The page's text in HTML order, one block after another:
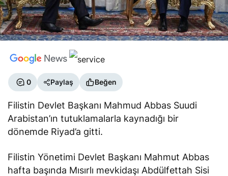
0 Paylaş Beğen
Filistin Devlet Başkanı Mahmud Abbas Suudi
Arabistan’ın tutuklamalarla kaynadığı bir
dönemde Riyad’a gitti.
Filistin Yönetimi Devlet Başkanı Mahmut Abbas
hafta başında Mısırlı mevkidaşı Abdülfettah Sisi